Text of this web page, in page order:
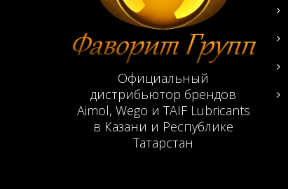
Официальный
дистрибьютор брендов
Aimol, Wego и TAIF Lubricants
в Казани и Республике
Татарстан